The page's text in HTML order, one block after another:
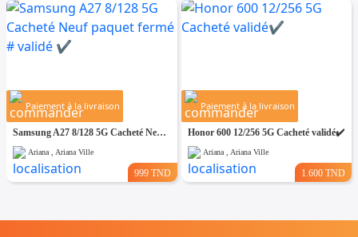
Paiement à la livraison
Samsung A27 8/128 5G Cacheté Neuf paquet fermé # validé ✔️
Ariana , Ariana Ville
999 TND
Paiement à la livraison
Honor 600 12/256 5G Cacheté validé✔️
Ariana , Ariana Ville
1.600 TND